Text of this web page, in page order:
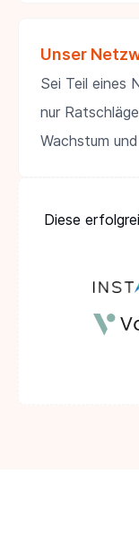
Unser
Sei Teil eines
nur
Wachstum
Diese